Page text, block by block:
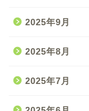
2025年9月
2025年8月
2025年7月